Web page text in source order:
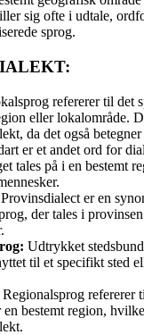
sig ofte i udtale,
sprog.
refererer til det
eller lokalområde.
da det også
er et andet ord for
tales på i en bestemt
Provinsdialect er en
der tales i
Udtrykket
til et specifikt sted
Regionalsprog refererer
bestemt region,